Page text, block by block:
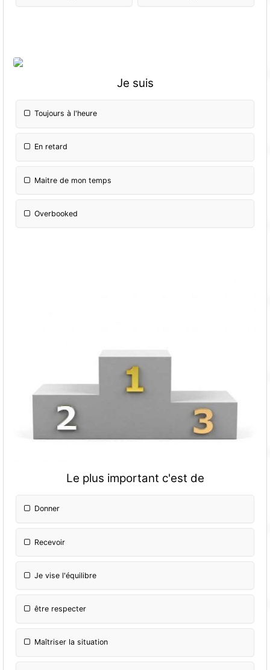
Je suis
Toujours à l'heure
En retard
Maitre de mon temps
Overbooked
Le plus important c'est de
Donner
Recevoir
Je vise l'équilibre
être respecter
Maîtriser la situation